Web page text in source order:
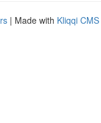
| Made with Kliqqi CMS